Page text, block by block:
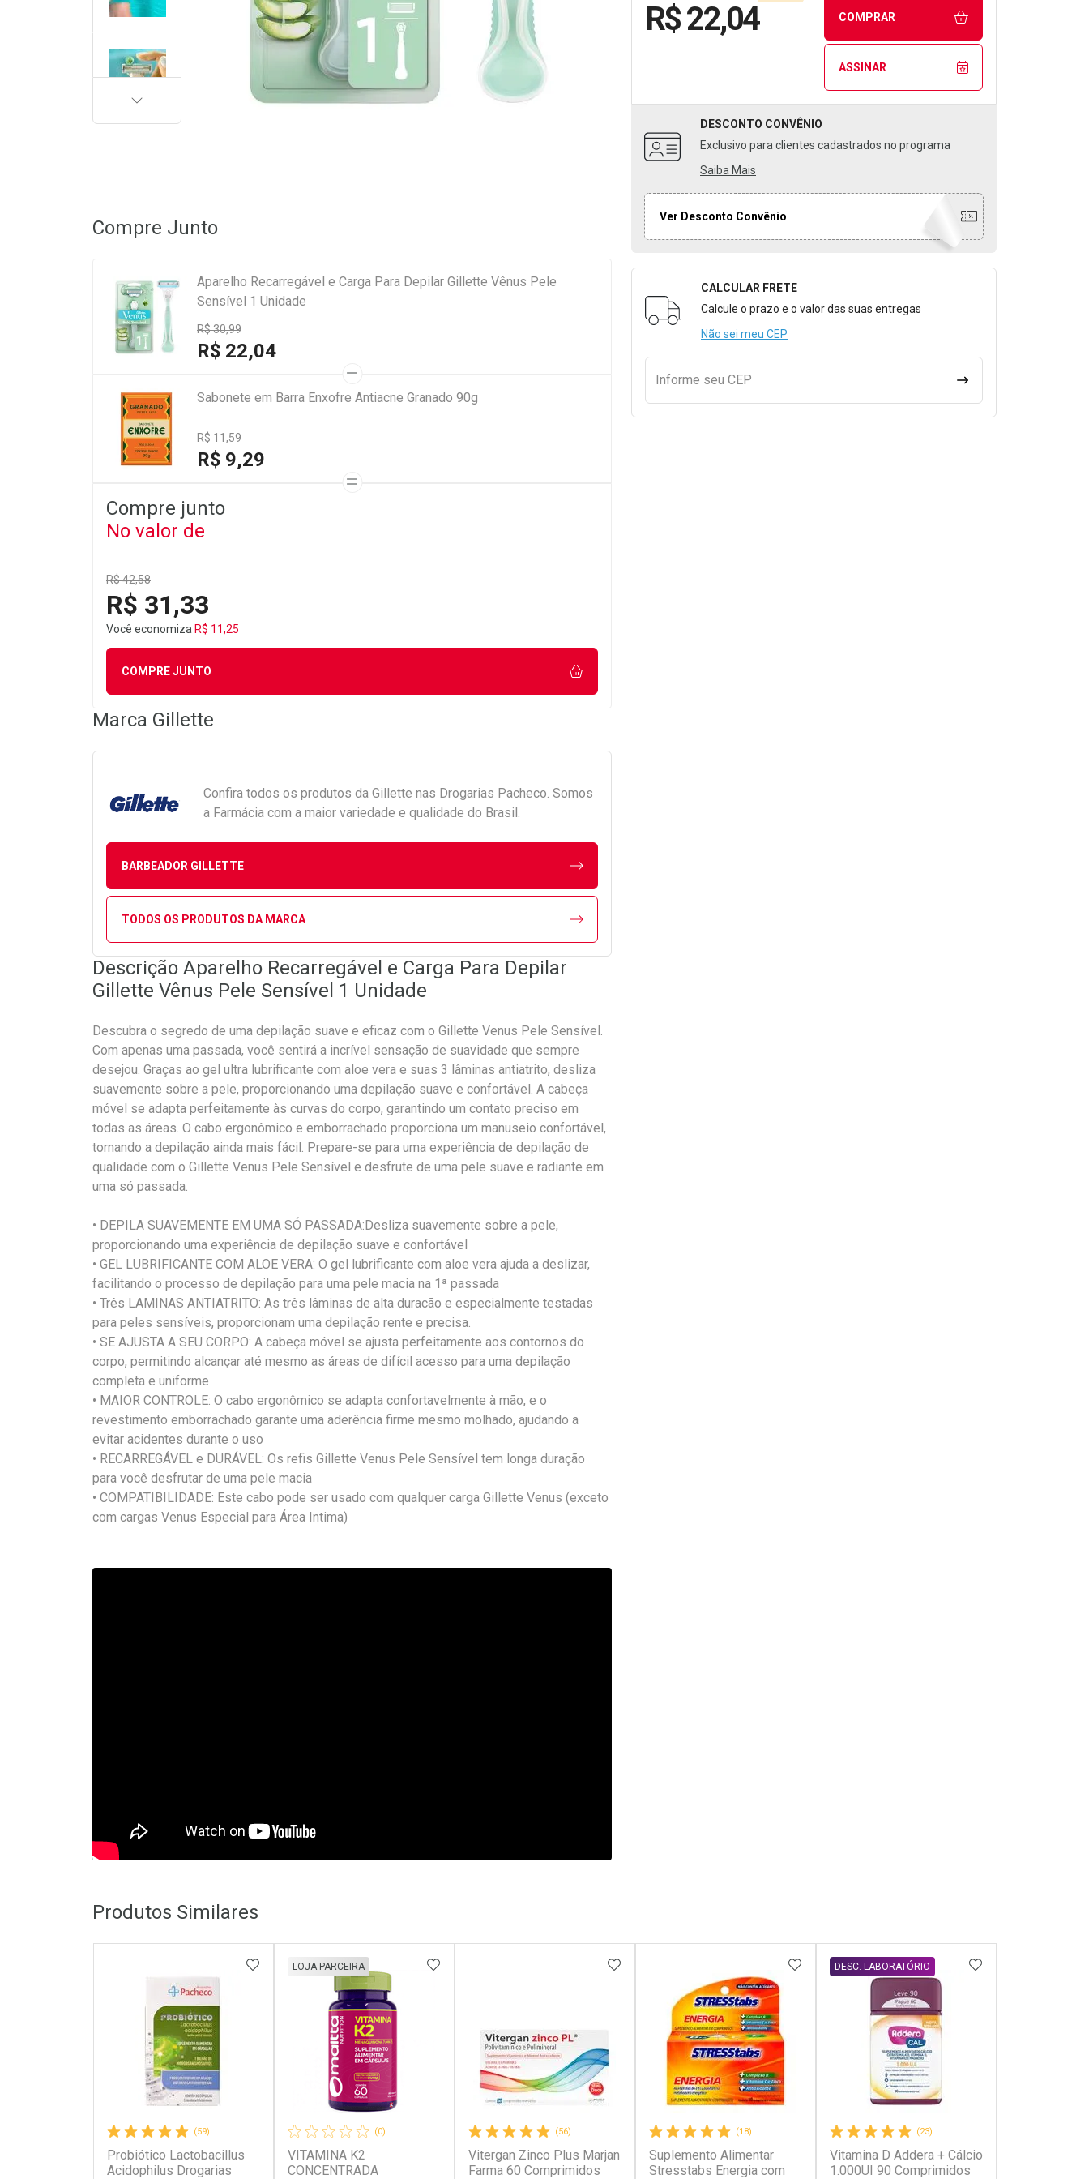
R$ 22,04 COMPRAR
ASSINAR
DESCONTO CONVÊNIO
Exclusivo para clientes cadastrados no programa
Saiba Mais
Ver Desconto Convênio
Formulário para Calcular o Frete
CALCULAR FRETE
Calcule o prazo e o valor das suas entregas
Não sei meu CEP
Informe seu CEP CALCULAR FRETE
PRÓXIMA
Compre Junto
Aparelho Recarregável e Carga Para Depilar Gillette Vênus Pele
Sensível 1 Unidade
R$ 30,99
R$ 22,04
Sabonete em Barra Enxofre Antiacne Granado 90g
R$ 11,59
R$ 9,29
Compre junto
No valor de
R$ 42,58
R$ 31,33
Você economiza R$ 11,25
COMPRE JUNTO
Marca Gillette
Confira todos os produtos da Gillette nas Drogarias Pacheco. Somos
a Farmácia com a maior variedade e qualidade do Brasil.
BARBEADOR GILLETTE
TODOS OS PRODUTOS DA MARCA
Descrição Aparelho Recarregável e Carga Para Depilar
Gillette Vênus Pele Sensível 1 Unidade
Descubra o segredo de uma depilação suave e eficaz com o Gillette Venus Pele Sensível.
Com apenas uma passada, você sentirá a incrível sensação de suavidade que sempre
desejou. Graças ao gel ultra lubrificante com aloe vera e suas 3 lâminas antiatrito, desliza
suavemente sobre a pele, proporcionando uma depilação suave e confortável. A cabeça
móvel se adapta perfeitamente às curvas do corpo, garantindo um contato preciso em
todas as áreas. O cabo ergonômico e emborrachado proporciona um manuseio confortável,
tornando a depilação ainda mais fácil. Prepare-se para uma experiência de depilação de
qualidade com o Gillette Venus Pele Sensível e desfrute de uma pele suave e radiante em
uma só passada.
• DEPILA SUAVEMENTE EM UMA SÓ PASSADA:Desliza suavemente sobre a pele,
proporcionando uma experiência de depilação suave e confortável
• GEL LUBRIFICANTE COM ALOE VERA: O gel lubrificante com aloe vera ajuda a deslizar,
facilitando o processo de depilação para uma pele macia na 1ª passada
• Três LAMINAS ANTIATRITO: As três lâminas de alta duracão e especialmente testadas
para peles sensíveis, proporcionam uma depilação rente e precisa.
• SE AJUSTA A SEU CORPO: A cabeça móvel se ajusta perfeitamente aos contornos do
corpo, permitindo alcançar até mesmo as áreas de difícil acesso para uma depilação
completa e uniforme
• MAIOR CONTROLE: O cabo ergonômico se adapta confortavelmente à mão, e o
revestimento emborrachado garante uma aderência firme mesmo molhado, ajudando a
evitar acidentes durante o uso
• RECARREGÁVEL e DURÁVEL: Os refis Gillette Venus Pele Sensível tem longa duração
para você desfrutar de uma pele macia
• COMPATIBILIDADE: Este cabo pode ser usado com qualquer carga Gillette Venus (exceto
com cargas Venus Especial para Área Intima)
Produtos Similares
(59)
Probiótico Lactobacillus
Acidophilus Drogarias
ADICIONAR AOS FAVORITOS
(0)
VITAMINA K2
CONCENTRADA
LOJA PARCEIRA ADICIONAR AOS FAVORITOS
(56)
Vitergan Zinco Plus Marjan
Farma 60 Comprimidos
ADICIONAR AOS FAVORITOS
(18)
Suplemento Alimentar
Stresstabs Energia com
ADICIONAR AOS FAVORITOS
(23)
Vitamina D Addera + Cálcio
1.000UI 90 Comprimidos
DESC. LABORATÓRIO ADICIONAR AOS